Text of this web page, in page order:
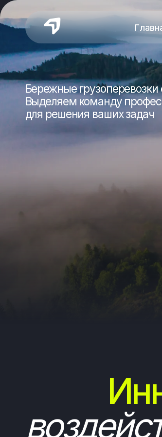
Бережные грузоперевозки с
Выделяем команду
для решения ваших задач
среду
Главная